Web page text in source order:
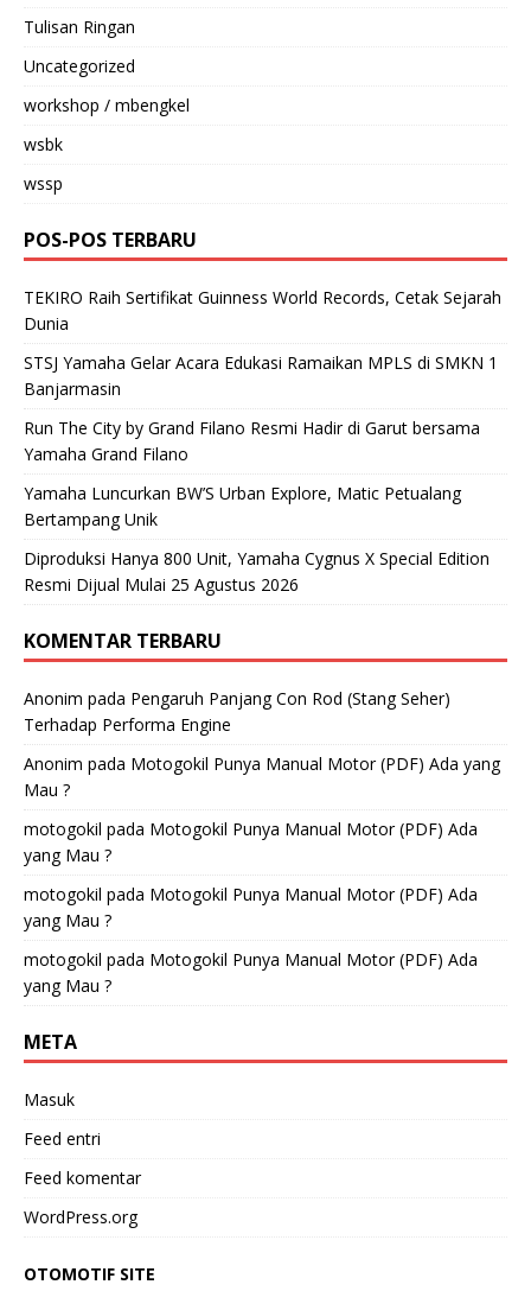
Tulisan Ringan
Uncategorized
workshop / mbengkel
wsbk
wssp
POS-POS TERBARU
TEKIRO Raih Sertifikat Guinness World Records, Cetak Sejarah
Dunia
STSJ Yamaha Gelar Acara Edukasi Ramaikan MPLS di SMKN 1
Banjarmasin
Run The City by Grand Filano Resmi Hadir di Garut bersama
Yamaha Grand Filano
Yamaha Luncurkan BW’S Urban Explore, Matic Petualang
Bertampang Unik
Diproduksi Hanya 800 Unit, Yamaha Cygnus X Special Edition
Resmi Dijual Mulai 25 Agustus 2026
KOMENTAR TERBARU
Anonim pada Pengaruh Panjang Con Rod (Stang Seher)
Terhadap Performa Engine
Anonim pada Motogokil Punya Manual Motor (PDF) Ada yang
Mau ?
motogokil pada Motogokil Punya Manual Motor (PDF) Ada
yang Mau ?
motogokil pada Motogokil Punya Manual Motor (PDF) Ada
yang Mau ?
motogokil pada Motogokil Punya Manual Motor (PDF) Ada
yang Mau ?
META
Masuk
Feed entri
Feed komentar
WordPress.org
OTOMOTIF SITE